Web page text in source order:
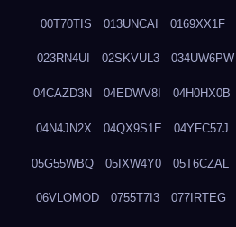
00T70TIS 013UNCAI 0169XX1F
023RN4UI 02SKVUL3 034UW6PW
04CAZD3N 04EDWV8I 04H0HX0B
04N4JN2X 04QX9S1E 04YFC57J
05G55WBQ 05IXW4Y0 05T6CZAL
06VLOMOD 0755T7I3 077IRTEG